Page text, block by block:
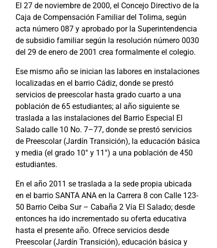
El 27 de noviembre de 2000, el Concejo Directivo de la
Caja de Compensación Familiar del Tolima, según
acta número 087 y aprobado por la Superintendencia
de subsidio familiar según la resolución número 0030
del 29 de enero de 2001 crea formalmente el colegio.
Ese mismo año se inician las labores en instalaciones
localizadas en el barrio Cádiz, donde se prestó
servicios de preescolar hasta grado cuarto a una
población de 65 estudiantes; al año siguiente se
traslada a las instalaciones del Barrio Especial El
Salado calle 10 No. 7–77, donde se prestó servicios
de Preescolar (Jardín Transición), la educación básica
y media (el grado 10° y 11°) a una población de 450
estudiantes.
En el año 2011 se traslada a la sede propia ubicada
en el barrio SANTA ANA en la Carrera 8 con Calle 123-
50 Barrio Ceiba Sur – Cabaña 2 Vía El Salado; desde
entonces ha ido incrementado su oferta educativa
hasta el presente año. Ofrece servicios desde
Preescolar (Jardín Transición), educación básica y